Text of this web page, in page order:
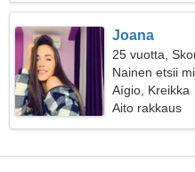
Joana
25 vuotta,
Nainen etsii
Aígio, Kreikka
Aito rakkaus